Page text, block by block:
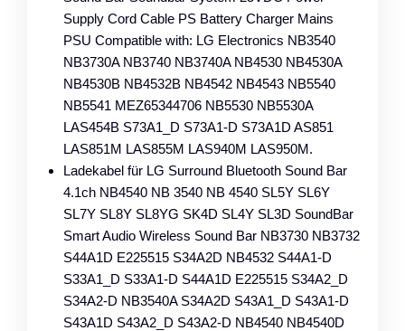
Supply Cord Cable PS Battery Charger Mains
PSU Compatible with: LG Electronics NB3540
NB3730A NB3740 NB3740A NB4530 NB4530A
NB4530B NB4532B NB4542 NB4543 NB5540
NB5541 MEZ65344706 NB5530 NB5530A
LAS454B S73A1_D S73A1-D S73A1D AS851
LAS851M LAS855M LAS940M LAS950M.
Ladekabel für LG Surround Bluetooth Sound Bar
4.1ch NB4540 NB 3540 NB 4540 SL5Y SL6Y
SL7Y SL8Y SL8YG SK4D SL4Y SL3D SoundBar
Smart Audio Wireless Sound Bar NB3730 NB3732
S44A1D E225515 S34A2D NB4532 S44A1-D
S33A1_D S33A1-D S44A1D E225515 S34A2_D
S34A2-D NB3540A S34A2D S43A1_D S43A1-D
S43A1D S43A2_D S43A2-D NB4540 NB4540D